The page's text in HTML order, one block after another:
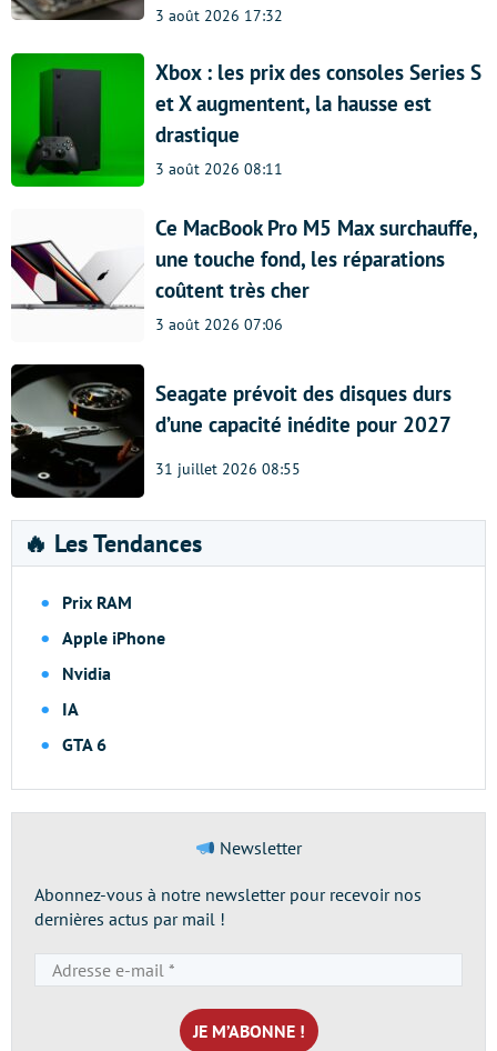
3 août 2026 17:32
Xbox : les prix des consoles Series S
et X augmentent, la hausse est
drastique
3 août 2026 08:11
Ce MacBook Pro M5 Max surchauffe,
une touche fond, les réparations
coûtent très cher
3 août 2026 07:06
Seagate prévoit des disques durs
d’une capacité inédite pour 2027
31 juillet 2026 08:55
🔥 Les Tendances
Prix RAM
Apple iPhone
Nvidia
IA
GTA 6
Newsletter
Abonnez-vous à notre newsletter pour recevoir nos
dernières actus par mail !
e-
mail
*